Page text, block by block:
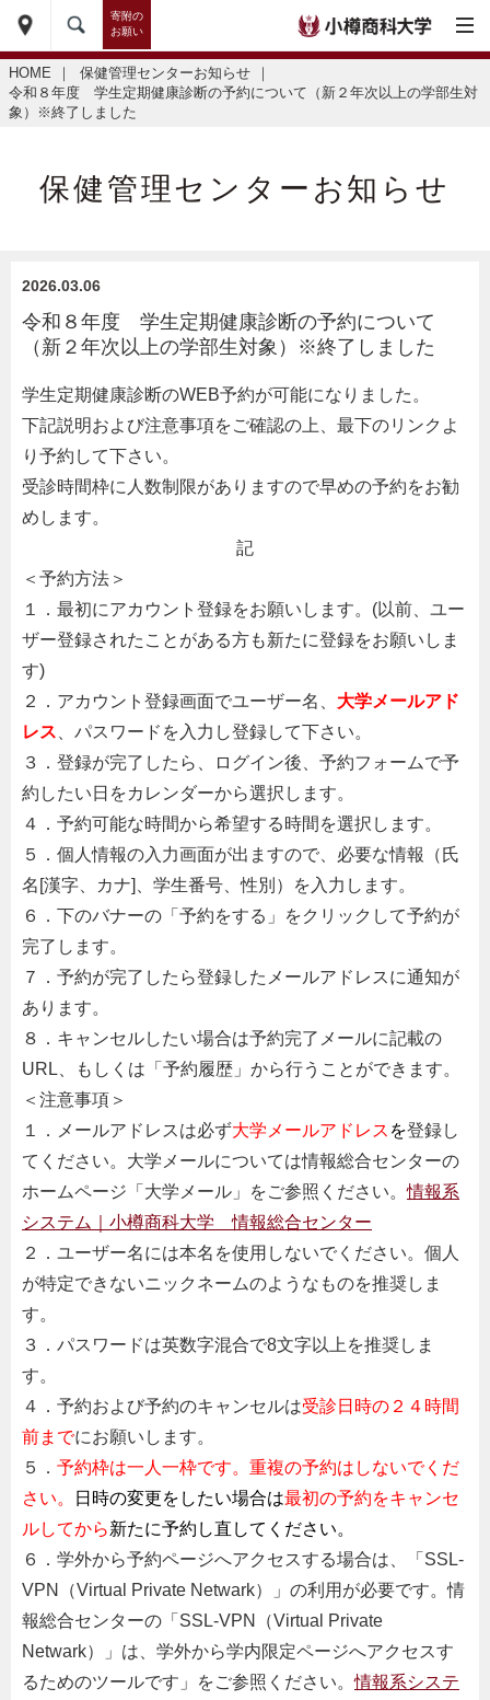
寄附の
お願い
HOME ｜ 保健管理センターお知らせ
｜
令和８年度 学生定期健康診断の予約について（新２年次以上の学部生対
象）※終了しました
保健管理センターお知らせ
2026.03.06
令和８年度 学生定期健康診断の予約について
（新２年次以上の学部生対象）※終了しました
学生定期健康診断のWEB予約が可能になりました。
下記説明および注意事項をご確認の上、最下のリンクよ
り予約して下さい。
受診時間枠に人数制限がありますので早めの予約をお勧
めします。
記
＜予約方法＞
１．最初にアカウント登録をお願いします。(以前、ユー
ザー登録されたことがある方も新たに登録をお願いしま
す)
２．アカウント登録画面でユーザー名、 大学メールアド
レス、パスワードを入力し登録して下さい。
３．登録が完了したら、ログイン後、予約フォームで予
約したい日をカレンダーから選択します。
４．予約可能な時間から希望する時間を選択します。
５．個人情報の入力画面が出ますので、必要な情報（氏
名[漢字、カナ]、学生番号、性別）を入力します。
６．下のバナーの「予約をする」をクリックして予約が
完了します。
７．予約が完了したら登録したメールアドレスに通知が
あります。
８．キャンセルしたい場合は予約完了メールに記載の
URL、もしくは「予約履歴」から行うことができます。
＜注意事項＞
１．メールアドレスは必ず大学メールアドレス を登録し
てください。大学メールについては情報総合センターの
ホームページ「大学メール」をご参照ください。情報系
システム｜小樽商科大学 情報総合センター
２．ユーザー名には本名を使用しないでください。個人
が特定できないニックネームのようなものを推奨しま
す。
３．パスワードは英数字混合で8文字以上を推奨しま
す。
４．予約および予約のキャンセルは受診日時の２４時間
前までにお願いします。
５． 予約枠は一人一枠です。重複の予約はしないでくだ
さい。
日時の変更をしたい場合は最初の予約をキャンセ
ルしてから新たに予約し直してください。
６．学外から予約ページへアクセスする場合は、
「SSL-
VPN（Virtual Private Netwark）」の利用が必要です。情
報総合センターの 「SSL-VPN（Virtual Private
Netwark）」は、 学外から学内限定ページへアクセスす
るためのツールです」
をご参照ください。情報系システ